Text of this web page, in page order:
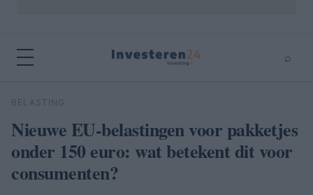
⌕
Zoeken
BELASTING
Nieuwe EU-belastingen voor pakketjes
onder 150 euro: wat betekent dit voor
consumenten?